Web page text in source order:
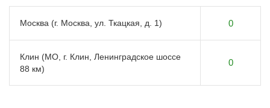
Москва (г. Москва, ул. Ткацкая, д. 1) 0
Клин (МО, г. Клин, Ленинградское шоссе
88 км)
0